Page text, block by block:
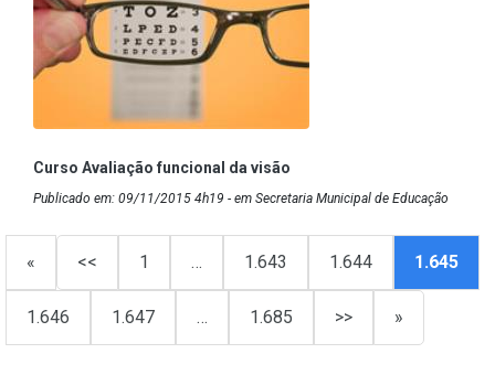
Curso Avaliação funcional da visão
Publicado em: 09/11/2015 4h19 - em Secretaria Municipal de Educação
« << 1 … 1.643 1.644 1.645
1.646 1.647 … 1.685 >> »